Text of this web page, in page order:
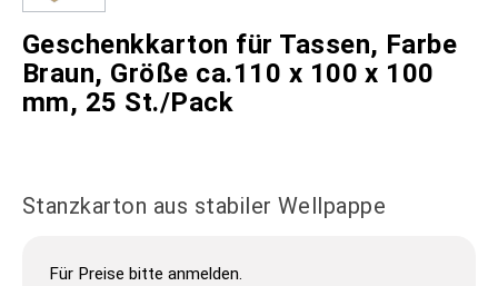
Geschenkkarton für Tassen, Farbe
Braun, Größe ca.110 x 100 x 100
mm, 25 St./Pack
Stanzkarton aus stabiler Wellpappe
Für Preise bitte anmelden.